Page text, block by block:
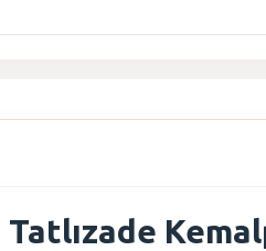
Tatlızade